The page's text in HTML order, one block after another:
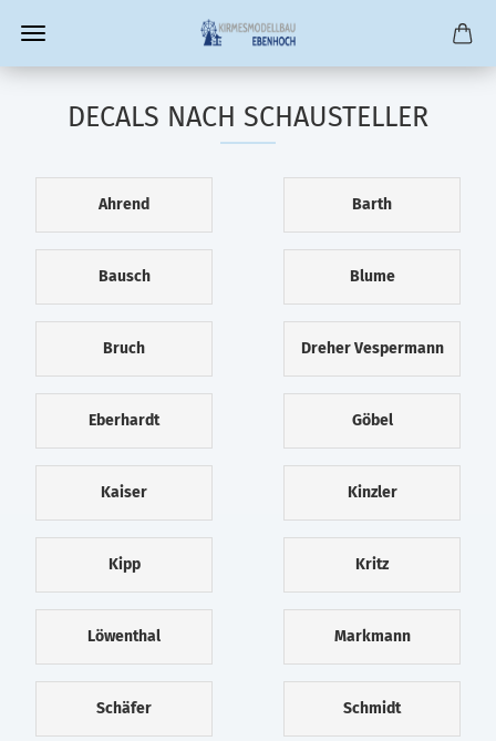
DECALS NACH SCHAUSTELLER
Ahrend Barth
Bausch Blume
Bruch Dreher Vespermann
Eberhardt Göbel
Kaiser Kinzler
Kipp Kritz
Löwenthal Markmann
Schäfer Schmidt